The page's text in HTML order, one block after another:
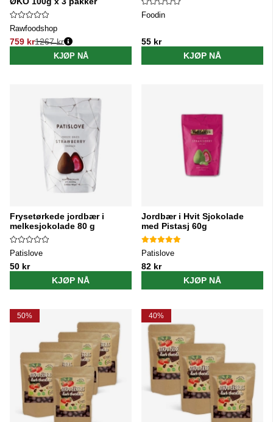
Rawfoodshop
759 kr
Vanlig pris:
1267 kr
KJØP NÅ
Foodin
55 kr
KJØP NÅ
Frysetørkede jordbær i
melkesjokolade 80 g
Patislove
50 kr
KJØP NÅ
Jordbær i Hvit Sjokolade
med Pistasj 60g
Patislove
82 kr
KJØP NÅ
50% 40%